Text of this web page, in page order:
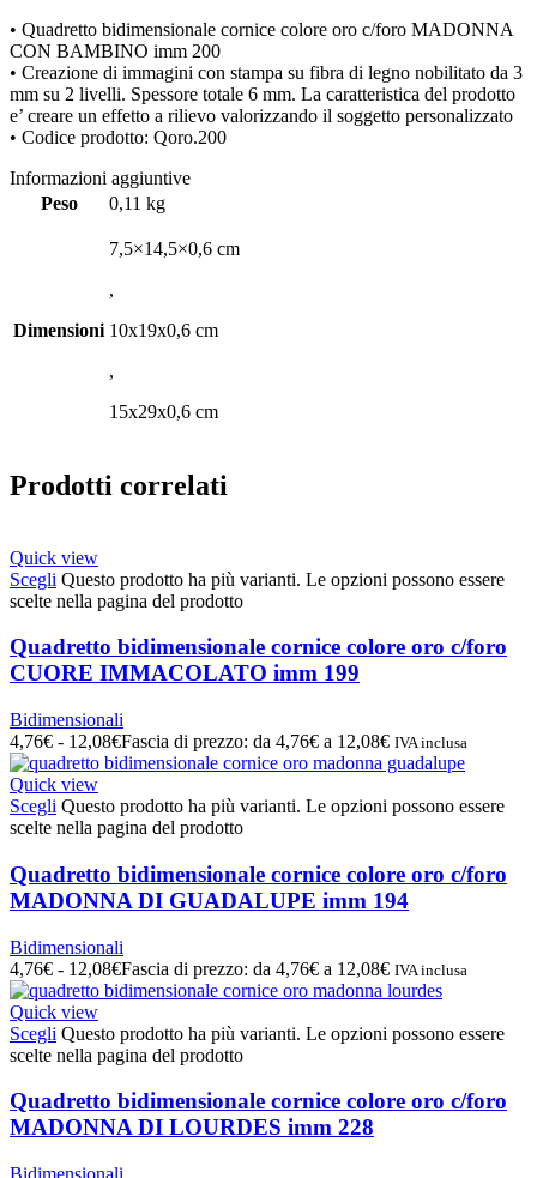
• Quadretto bidimensionale cornice colore oro c/foro MADONNA
CON BAMBINO imm 200
• Creazione di immagini con stampa su fibra di legno nobilitato da 3
mm su 2 livelli. Spessore totale 6 mm. La caratteristica del prodotto
e’ creare un effetto a rilievo valorizzando il soggetto personalizzato
• Codice prodotto: Qoro.200
Informazioni aggiuntive
Peso
0,11 kg
Dimensioni
7,5×14,5×0,6 cm
,
10x19x0,6 cm
,
15x29x0,6 cm
Prodotti correlati
Quick view
Scegli Questo prodotto ha più varianti. Le opzioni possono essere
scelte nella pagina del prodotto
Quadretto bidimensionale cornice colore oro c/foro
CUORE IMMACOLATO imm 199
Bidimensionali
4,76€ - 12,08€Fascia di prezzo: da 4,76€ a 12,08€ IVA inclusa
Quick view
Scegli Questo prodotto ha più varianti. Le opzioni possono essere
scelte nella pagina del prodotto
Quadretto bidimensionale cornice colore oro c/foro
MADONNA DI GUADALUPE imm 194
Bidimensionali
4,76€ - 12,08€Fascia di prezzo: da 4,76€ a 12,08€ IVA inclusa
Quick view
Scegli Questo prodotto ha più varianti. Le opzioni possono essere
scelte nella pagina del prodotto
Quadretto bidimensionale cornice colore oro c/foro
MADONNA DI LOURDES imm 228
Bidimensionali